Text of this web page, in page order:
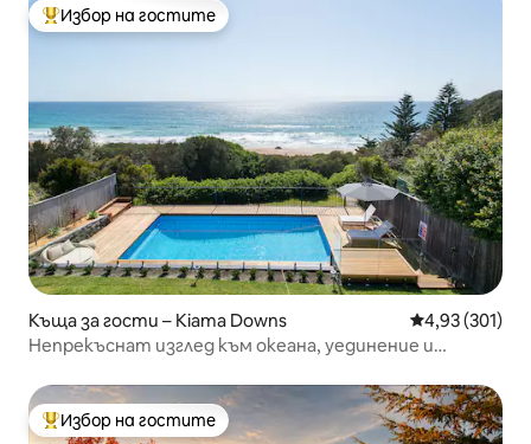
Най-популярен избор на гостите
Избор на гостите
Къща за гости – Kiama Downs Средна
4,93 (301)
Непрекъснат изглед към океана, уединение и
Най-популярен избор на гостите
Избор на гостите